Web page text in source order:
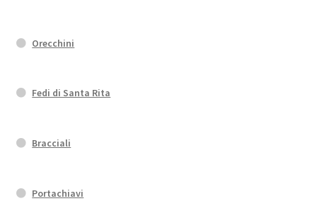
Orecchini
Fedi di Santa Rita
Bracciali
Portachiavi